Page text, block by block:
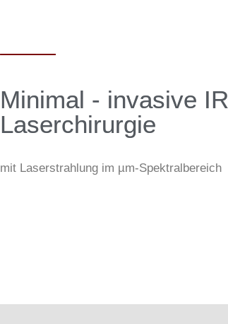
Minimal - invasive IR
Laser­chirurgie
mit Laserstrahlung im µm-Spektralbereich